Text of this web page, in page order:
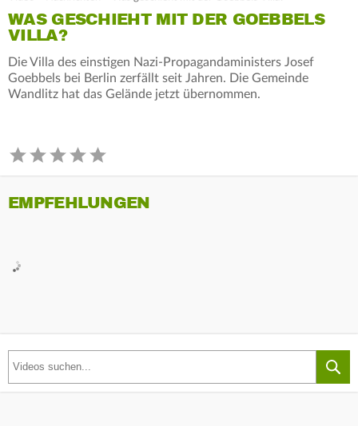
WAS GESCHIEHT MIT DER GOEBBELS
VILLA?
Die Villa des einstigen Nazi-Propagandaministers Josef
Goebbels bei Berlin zerfällt seit Jahren. Die Gemeinde
Wandlitz hat das Gelände jetzt übernommen.
EMPFEHLUNGEN